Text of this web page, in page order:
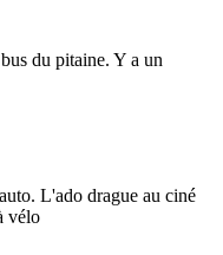
du pitaine. Y a un
L'ado drague au ciné
vélo